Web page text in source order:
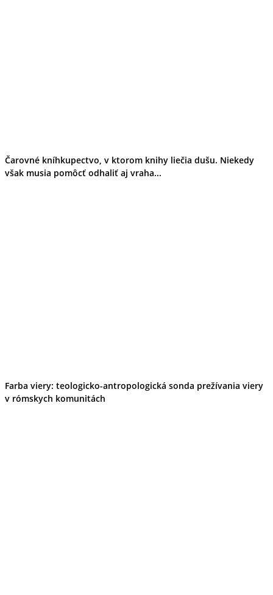
Čarovné kníhkupectvo, v ktorom knihy liečia dušu. Niekedy
však musia pomôcť odhaliť aj vraha...
Farba viery: teologicko-antropologická sonda prežívania viery
v rómskych komunitách